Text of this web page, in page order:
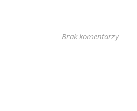
Brak komentarzy